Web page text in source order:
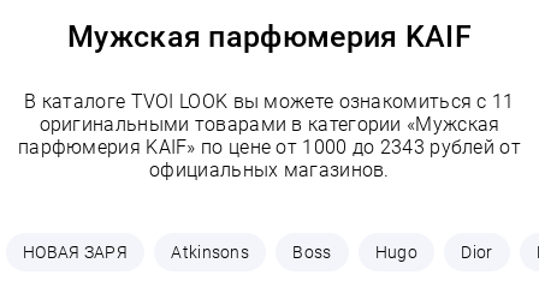
Мужская парфюмерия KAIF
В каталоге TVOI LOOK вы можете ознакомиться с 11
оригинальными товарами в категории «Мужская
парфюмерия KAIF» по цене от 1000 до 2343 рублей от
официальных магазинов.
НОВАЯ ЗАРЯ Atkinsons Boss Hugo Dior